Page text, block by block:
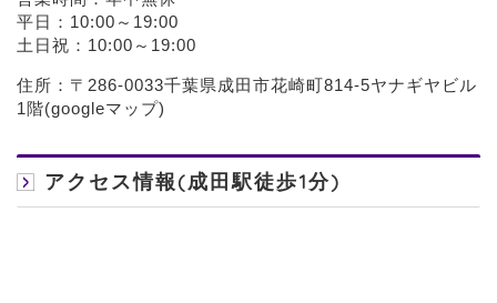
平日：10:00～19:00
土日祝：10:00～19:00
住所：〒286-0033千葉県成田市花崎町814-5ヤナギヤビル
1階(googleマップ)
アクセス情報(成田駅徒歩1分)